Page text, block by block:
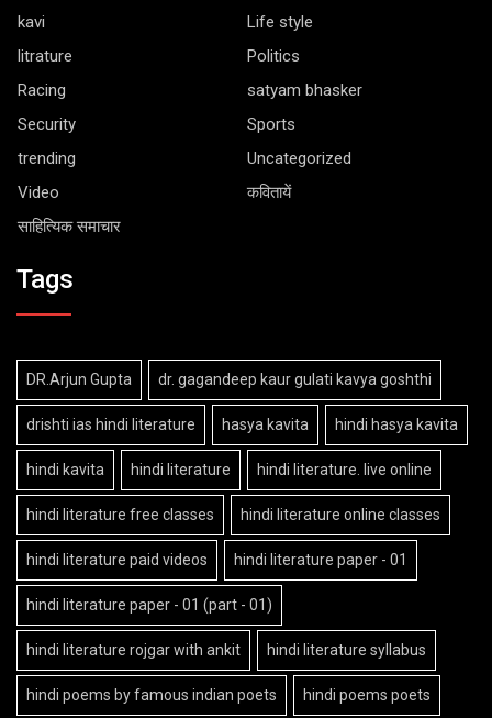
kavi
Life style
litrature
Politics
Racing
satyam bhasker
Security
Sports
trending
Uncategorized
Video
कवितायें
साहित्यिक समाचार
Tags
DR.Arjun Gupta dr. gagandeep kaur gulati kavya goshthi
drishti ias hindi literature hasya kavita hindi hasya kavita
hindi kavita hindi literature hindi literature. live online
hindi literature free classes hindi literature online classes
hindi literature paid videos hindi literature paper - 01
hindi literature paper - 01 (part - 01)
hindi literature rojgar with ankit hindi literature syllabus
hindi poems by famous indian poets hindi poems poets